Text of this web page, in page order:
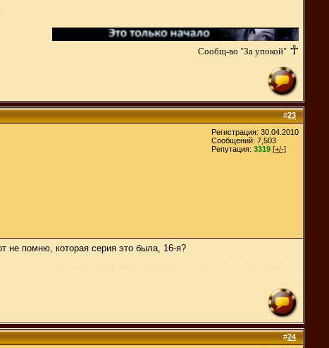
Сообщ-во "За упокой" ☥
#23
Регистрация: 30.04.2010
Сообщений: 7,503
Репутация: 3319 [+/-]
не помню, которая серия это была, 16-я?
#24